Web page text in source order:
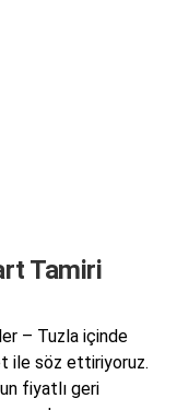
Tamiri
– Tuzla içinde
ile söz ettiriyoruz.
fiyatlı geri